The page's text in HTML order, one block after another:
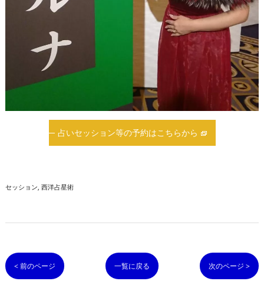
占いセッション等の予約はこちらから
セッション 西洋占星術
< 前のページ 一覧に戻る 次のページ >